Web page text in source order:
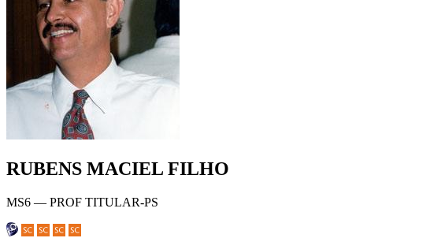
RUBENS MACIEL FILHO
MS6 — PROF TITULAR-PS